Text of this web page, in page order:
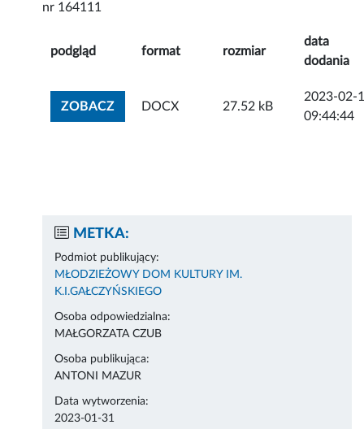
nr 164111
podgląd format rozmiar
data
dodania
ZOBACZZOBACZ ZAŁĄCZNIK
DOCX 27.52 kB
2023-02-
09:44:44
METKA:
Podmiot publikujący:
MŁODZIEŻOWY DOM KULTURY IM.
K.I.GAŁCZYŃSKIEGO
Osoba odpowiedzialna:
MAŁGORZATA CZUB
Osoba publikująca:
ANTONI MAZUR
Data wytworzenia:
2023-01-31